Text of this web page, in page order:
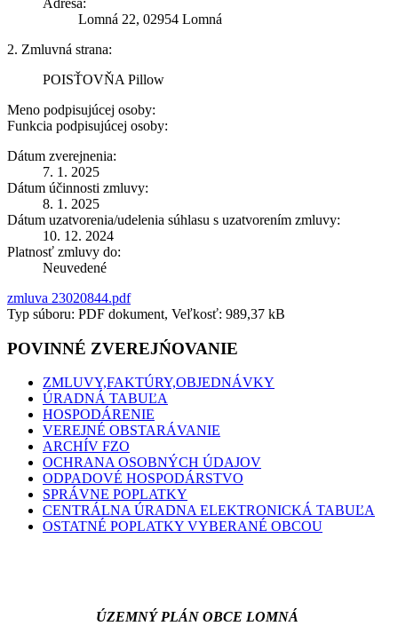
Lomná 22, 02954 Lomná
2. Zmluvná strana:
POISŤOVŇA Pillow
Meno podpisujúcej osoby:
Funkcia podpisujúcej osoby:
Dátum zverejnenia:
7. 1. 2025
Dátum účinnosti zmluvy:
8. 1. 2025
Dátum uzatvorenia/udelenia súhlasu s uzatvorením zmluvy:
10. 12. 2024
Platnosť zmluvy do:
Neuvedené
zmluva 23020844.pdf
Typ súboru: PDF dokument, Veľkosť: 989,37 kB
POVINNÉ ZVEREJŃOVANIE
ZMLUVY,FAKTÚRY,OBJEDNÁVKY
ÚRADNÁ TABUĽA
HOSPODÁRENIE
VEREJNÉ OBSTARÁVANIE
ARCHÍV FZO
OCHRANA OSOBNÝCH ÚDAJOV
ODPADOVÉ HOSPODÁRSTVO
SPRÁVNE POPLATKY
CENTRÁLNA ÚRADNA ELEKTRONICKÁ TABUĽA
OSTATNÉ POPLATKY VYBERANÉ OBCOU
ÚZEMNÝ PLÁN OBCE LOMNÁ